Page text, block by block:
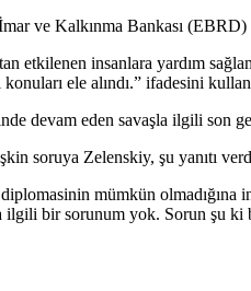
ve Kalkınma Bankası
insanlara yardım
ele alındı.” ifadesini
devam eden savaşla ilgili son
soruya Zelenskiy, şu yanıtı
mümkün olmadığına
bir sorunum yok. Sorun şu